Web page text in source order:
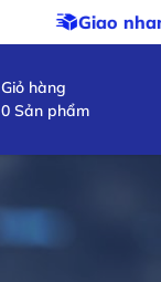
Giao nhanh –
Giỏ hàng
0 Sản phẩm